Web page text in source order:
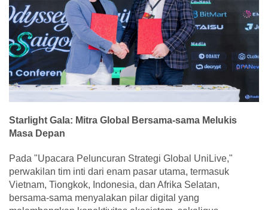
Starlight Gala: Mitra Global Bersama-sama Melukis
Masa Depan
Pada "Upacara Peluncuran Strategi Global UniLive,"
perwakilan tim inti dari enam pasar utama, termasuk
Vietnam, Tiongkok, Indonesia, dan Afrika Selatan,
bersama-sama menyalakan pilar digital yang